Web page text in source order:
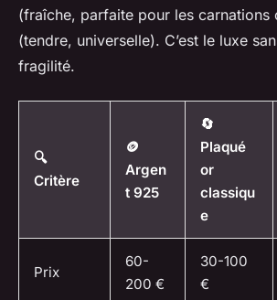
(fraîche, parfaite pour les carnations
(tendre, universelle). C’est le luxe
fragilité.
🔍
Critère
🪙
Argen
t 925
🔄
Plaqué
or
classiqu
e
Prix
60-
200 €
30-100
€